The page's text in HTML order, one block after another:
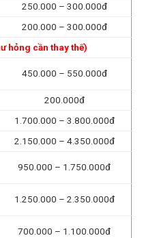
250.000 – 300.000đ
200.000 – 300.000đ
hỏng cần thay thế)
450.000 – 550.000đ
200.000đ
1.700.000 – 3.800.000đ
2.150.000 – 4.350.000đ
950.000 – 1.750.000đ
1.250.000 – 2.350.000đ
700.000 – 1.100.000đ